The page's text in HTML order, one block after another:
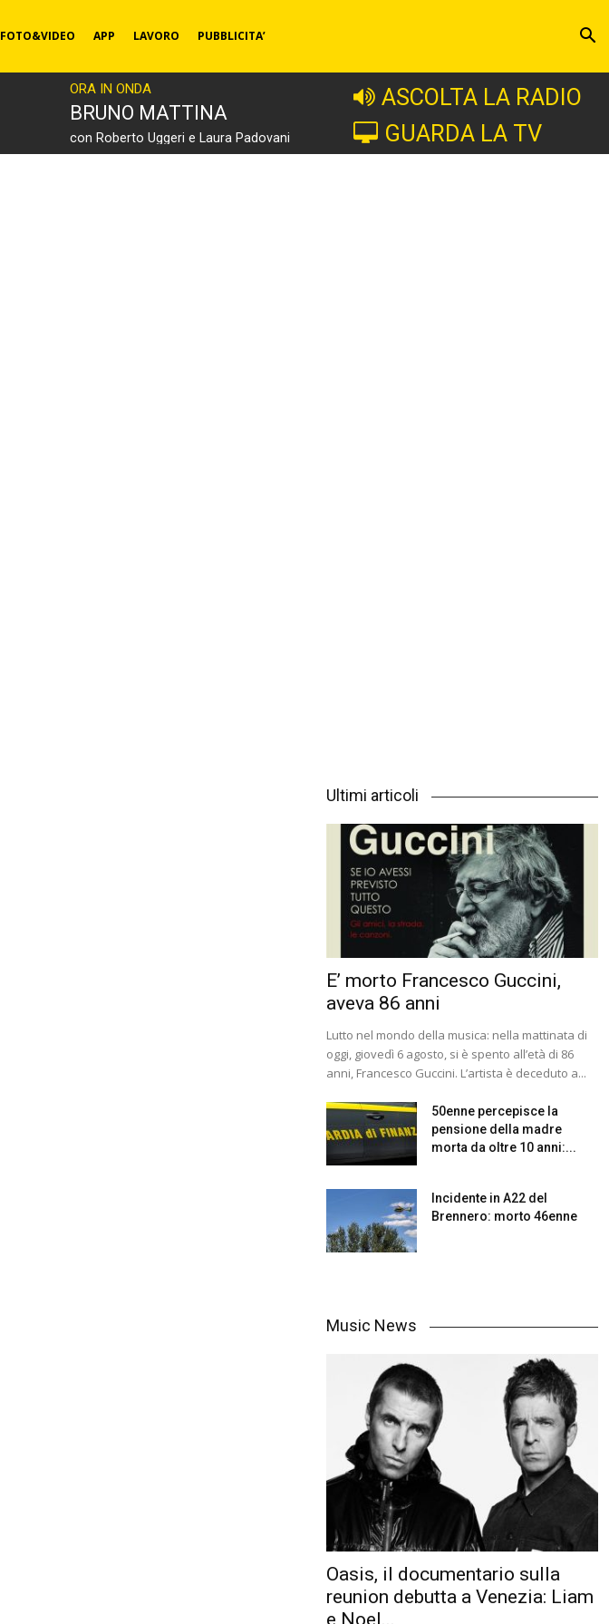
FOTO&VIDEO APP LAVORO PUBBLICITA’
ORA IN ONDA
BRUNO MATTINA
con Roberto Uggeri e Laura Padovani
ASCOLTA LA RADIO
GUARDA LA TV
Ultimi articoli
E’ morto Francesco Guccini,
aveva 86 anni
Lutto nel mondo della musica: nella mattinata di
oggi, giovedì 6 agosto, si è spento all’età di 86
anni, Francesco Guccini. L’artista è deceduto a...
50enne percepisce la
pensione della madre
morta da oltre 10 anni:...
Incidente in A22 del
Brennero: morto 46enne
Music News
Oasis, il documentario sulla
reunion debutta a Venezia: Liam
e Noel...